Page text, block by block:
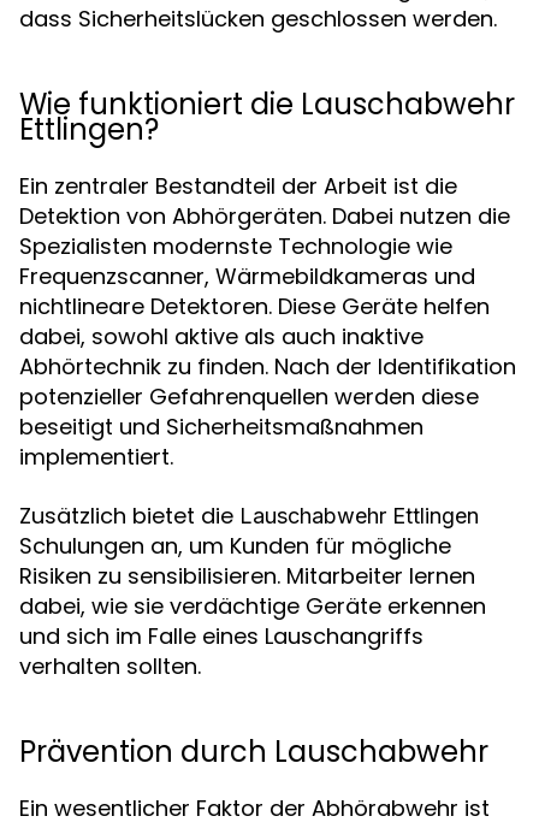
dass Sicherheitslücken geschlossen werden.
Wie funktioniert die Lauschabwehr
Ettlingen?
Ein zentraler Bestandteil der Arbeit ist die
Detektion von Abhörgeräten. Dabei nutzen die
Spezialisten modernste Technologie wie
Frequenzscanner, Wärmebildkameras und
nichtlineare Detektoren. Diese Geräte helfen
dabei, sowohl aktive als auch inaktive
Abhörtechnik zu finden. Nach der Identifikation
potenzieller Gefahrenquellen werden diese
beseitigt und Sicherheitsmaßnahmen
implementiert.
Zusätzlich bietet die Lauschabwehr Ettlingen
Schulungen an, um Kunden für mögliche
Risiken zu sensibilisieren. Mitarbeiter lernen
dabei, wie sie verdächtige Geräte erkennen
und sich im Falle eines Lauschangriffs
verhalten sollten.
Prävention durch Lauschabwehr
Ein wesentlicher Faktor der Abhörabwehr ist